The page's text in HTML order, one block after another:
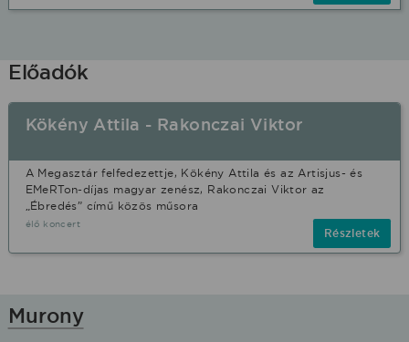
Előadók
Kökény Attila - Rakonczai Viktor
A Megasztár felfedezettje, Kökény Attila és az Artisjus- és
EMeRTon-díjas magyar zenész, Rakonczai Viktor az
„Ébredés” című közös műsora
élő koncert
Részletek
Murony